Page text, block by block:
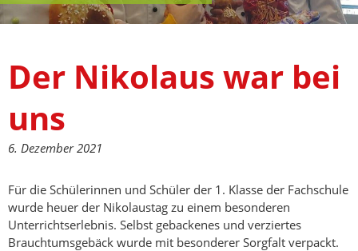
Der Nikolaus war bei
uns
6. Dezember 2021
Für die Schülerinnen und Schüler der 1. Klasse der Fachschule
wurde heuer der Nikolaustag zu einem besonderen
Unterrichtserlebnis. Selbst gebackenes und verziertes
Brauchtumsgebäck wurde mit besonderer Sorgfalt verpackt.